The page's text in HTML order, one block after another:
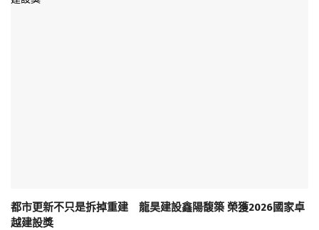
都市更新不只是拆掉重建 龍昊建設鑫陽馥築 榮獲2026國家卓
越建設獎